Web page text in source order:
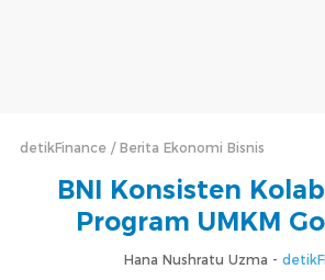
detikFinance Berita Ekonomi Bisnis
BNI Konsisten
Program UMKM
Hana Nushratu Uzma -